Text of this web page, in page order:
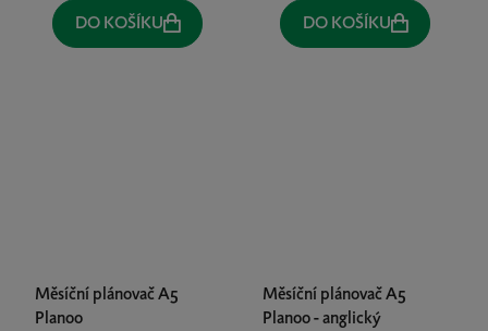
DO KOŠÍKU DO KOŠÍKU
Měsíční plánovač A5
Planoo
Měsíční plánovač A5
Planoo - anglický